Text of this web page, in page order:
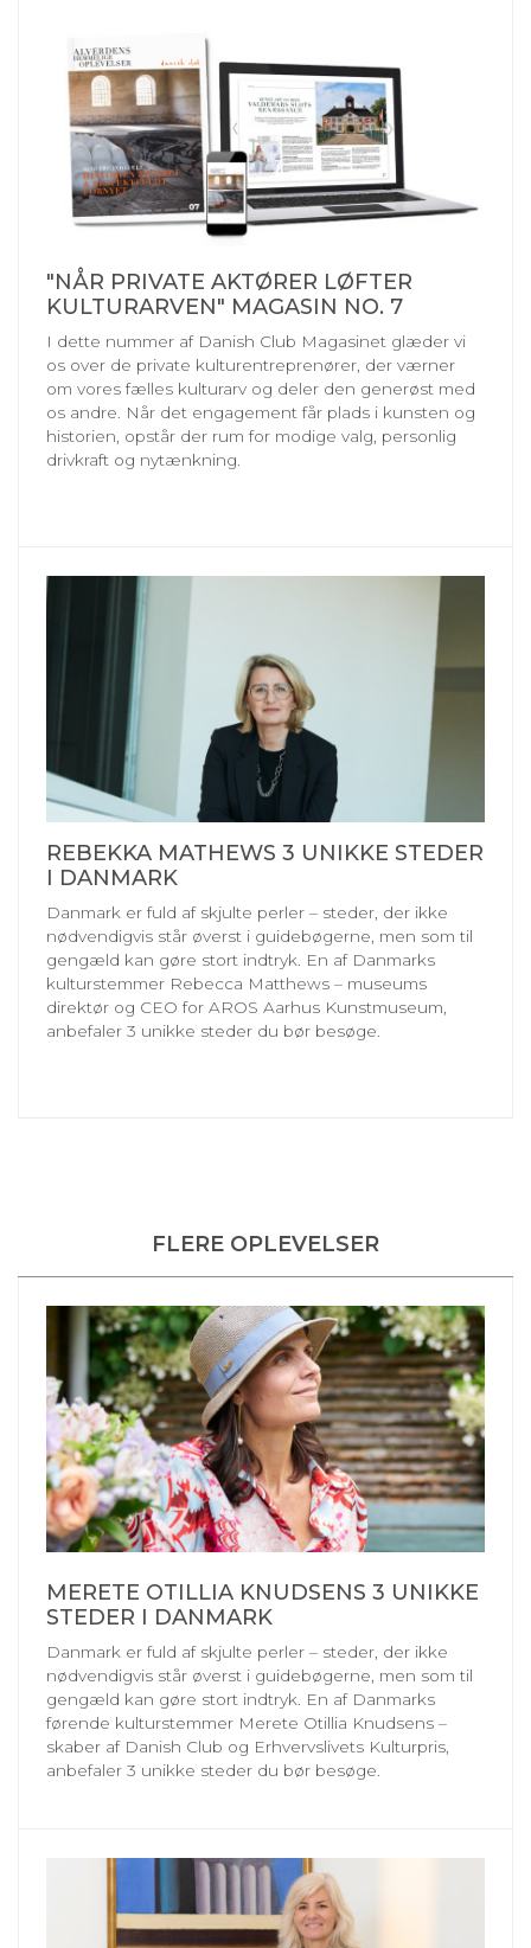
"NÅR PRIVATE AKTØRER LØFTER
KULTURARVEN" MAGASIN NO. 7
I dette nummer af Danish Club Magasinet glæder vi
os over de private kulturentreprenører, der værner
om vores fælles kulturarv og deler den generøst med
os andre. Når det engagement får plads i kunsten og
historien, opstår der rum for modige valg, personlig
drivkraft og nytænkning.
REBEKKA MATHEWS 3 UNIKKE STEDER
I DANMARK
Danmark er fuld af skjulte perler – steder, der ikke
nødvendigvis står øverst i guidebøgerne, men som til
gengæld kan gøre stort indtryk. En af Danmarks
kulturstemmer Rebecca Matthews – museums
direktør og CEO for AROS Aarhus Kunstmuseum,
anbefaler 3 unikke steder du bør besøge.
FLERE OPLEVELSER
MERETE OTILLIA KNUDSENS 3 UNIKKE
STEDER I DANMARK
Danmark er fuld af skjulte perler – steder, der ikke
nødvendigvis står øverst i guidebøgerne, men som til
gengæld kan gøre stort indtryk. En af Danmarks
førende kulturstemmer Merete Otillia Knudsens –
skaber af Danish Club og Erhvervslivets Kulturpris,
anbefaler 3 unikke steder du bør besøge.